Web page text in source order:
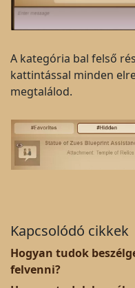
A kategória bal felső
kattintással minden
megtalálod.
Kapcsolódó cikkek
Hogyan tudok
felvenni?